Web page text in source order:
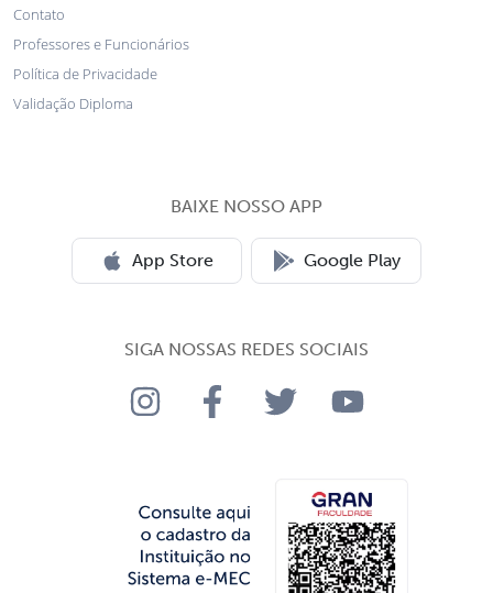
Contato
Professores e Funcionários
Política de Privacidade
Validação Diploma
BAIXE NOSSO APP
App Store Google Play
SIGA NOSSAS REDES SOCIAIS